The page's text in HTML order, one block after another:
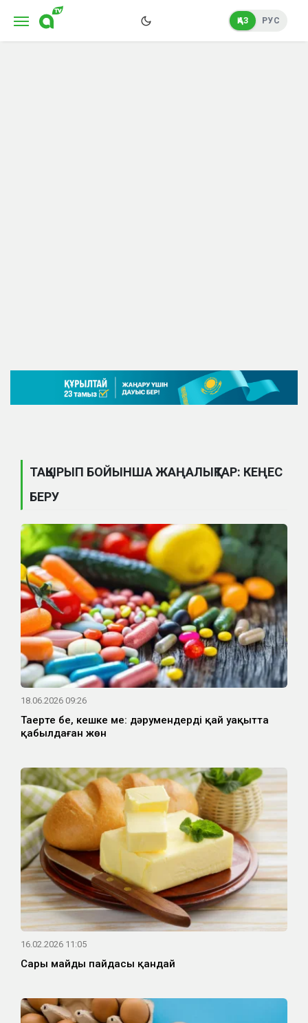
ҚАЗ РУС
ТАҚЫРЫП БОЙЫНША ЖАҢАЛЫҚТАР: КЕҢЕС
БЕРУ
18.06.2026 09:26
Таңертең бе, кешке ме: дәрумендерді қай уақытта
қабылдаған жөн
16.02.2026 11:05
Сары майдың пайдасы қандай